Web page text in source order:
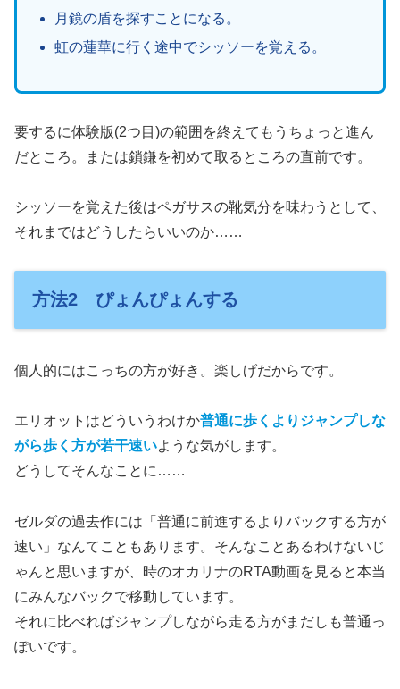
月鏡の盾を探すことになる。
虹の蓮華に行く途中でシッソーを覚える。
要するに体験版(2つ目)の範囲を終えてもうちょっと進ん
だところ。または鎖鎌を初めて取るところの直前です。
シッソーを覚えた後はペガサスの靴気分を味わうとして、
それまではどうしたらいいのか……
方法2 ぴょんぴょんする
個人的にはこっちの方が好き。楽しげだからです。
エリオットはどういうわけか普通に歩くよりジャンプしな
がら歩く方が若干速いような気がします。
どうしてそんなことに……
ゼルダの過去作には「普通に前進するよりバックする方が
速い」なんてこともあります。そんなことあるわけないじ
ゃんと思いますが、時のオカリナのRTA動画を見ると本当
にみんなバックで移動しています。
それに比べればジャンプしながら走る方がまだしも普通っ
ぽいです。